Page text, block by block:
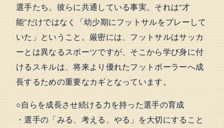
選手たち。彼らに共通している事実。それは“才
能”だけではなく「幼少期にフットサルをプレーして
いた」ということ。厳密には、フットサルはサッカ
ーとは異なるスポーツですが、そこから学び身に付
けるスキルは、将来より優れたフットボーラーへ成
長するための重要なカギとなっています。
○自らを成長させ続ける力を持った選手の育成
・選手の「みる、考える、やる」を大切にすること